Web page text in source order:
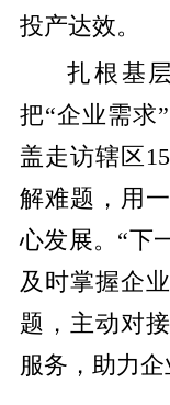
投产达效。
扎根基
把“企业需求
盖走访辖区
解难题，用
心发展。“下
及时掌握企
题，主动对
服务，助力企